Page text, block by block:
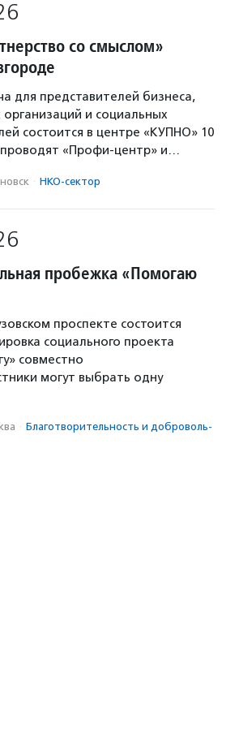
со смыслом»
для представителей бизнеса,
и социальных
состоится в центре «КУПНО» 10
проводят «Профи-центр» и…
· НКО-сектор
пробежка «Помогаю
проспекте состоится
социального проекта
совместно
могут выбрать одну
· Благотвори­тель­ность и доброволь­